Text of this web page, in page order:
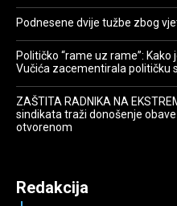
Podnesene dvije tužbe zbog
Političko “rame uz rame”:
Vučića zacementirala političku
ZAŠTITA RADNIKA NA
sindikata traži donošenje
otvorenom
Redakcija